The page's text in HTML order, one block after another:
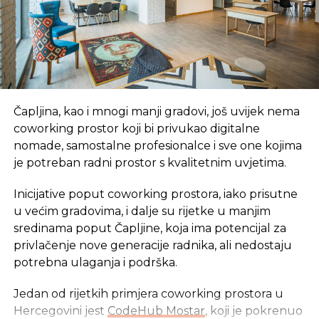
SLIČNE TEME:
SLEDEĆI
Krajina bi uskoro trebala dobiti prvu
vjetroelektranu
NE PROPUSTITE
Znate li šta znači riječ IKEA?
Čapljina, kao i mnogi manji gradovi, još uvijek nema
coworking prostor koji bi privukao digitalne
nomade, samostalne profesionalce i sve one kojima
je potreban radni prostor s kvalitetnim uvjetima.
Inicijative poput coworking prostora, iako prisutne
u većim gradovima, i dalje su rijetke u manjim
sredinama poput Čapljine, koja ima potencijal za
privlačenje nove generacije radnika, ali nedostaju
potrebna ulaganja i podrška.
Jedan od rijetkih primjera coworking prostora u
Hercegovini jest CodeHub Mostar, koji je pokrenuo